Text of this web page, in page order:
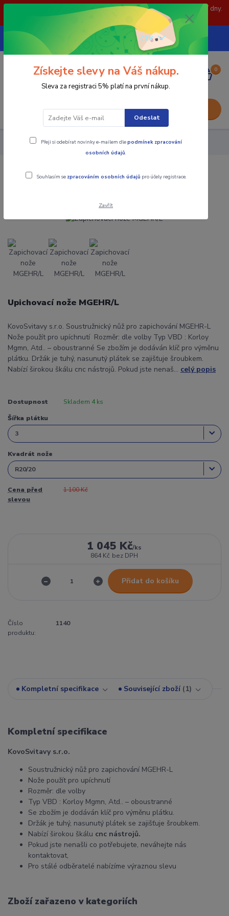
POZOR: 31.7 , 3.8 a 5.8- zavřeno. objednávky odešleme následující dny.
Děkujeme za pochopení.
CZK
739252246
(Po-Pá, 8-15 hod.)
0
0,00 Kč
Nástroje - Kovoobrábění Zapichovací nože MGEHR/L
Zapichovací nože MGEHR/L
Upichovací nože MGEHR/L
KovoSvitavy s.r.o. Soustružnický nůž pro zapichování MGEHR-L
Nože použít pro upíchnutí Rozměr: dle volby Typ VBD : Korloy
Mgmn, Atd.. – oboustranné Se zbožím je dodáván klíč pro výměnu
plátku. Držák je tuhý, nasunutý plátek se zajišťuje šroubkem.
Nabízí širokou škálu cnc nástrojů. Pokud jste nenaš... celý popis
Dostupnost Skladem 4 ks
Šířka plátku
Kvadrát nože
Cena před
slevou
1 100 Kč
1 045 Kč/ks
864 Kč bez DPH
Přidat do košíku
Číslo
produktu:
1140
Kompletní specifikace Související zboží 1
Kompletní specifikace
KovoSvitavy s.r.o.
Soustružnický nůž pro zapichování MGEHR-L
Nože použít pro upíchnutí
Rozměr: dle volby
Typ VBD : Korloy Mgmn, Atd.. – oboustranné
Se zbožím je dodáván klíč pro výměnu plátku.
Držák je tuhý, nasunutý plátek se zajišťuje šroubkem.
Nabízí širokou škálu cnc nástrojů.
Pokud jste nenašli co potřebujete, neváhejte nás
kontaktovat,
Pro stálé odběratelé nabízíme výraznou slevu
Zboží zařazeno v kategoriích
Získejte slevy na Váš nákup.
Sleva za registraci 5% platí na první nákup.
Odeslat
Přeji si odebírat novinky e-mailem dlepodmínek zpracování
osobních údajů.
Souhlasím se zpracováním osobních údajů pro účely registrace.
Zavřít